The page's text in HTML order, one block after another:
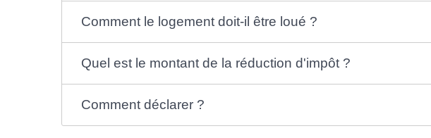
Comment le logement doit-il être loué ?
Quel est le montant de la réduction d'impôt ?
Comment déclarer ?